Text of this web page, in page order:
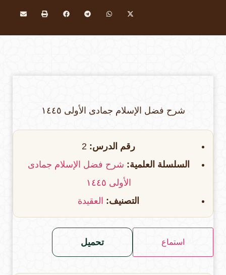
شرح فضل الإسلام جمادى الأولى ١٤٤٥
رقم الدرس: 2
السلسلة العلمية: شرح فضل الإسلام جمادى
الأولى ١٤٤٥
التصنيف: العقيدة
استماع تحميل